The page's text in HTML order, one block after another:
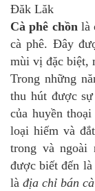
Đăk Lăk
Cà phê chồnlà
cà phê. Đây
mùi vị đặc biệt,
Trong những
thu hút được
của huyền thoại
loại hiếm và
trong và ngoài
được biết đến
là địa chỉ bán